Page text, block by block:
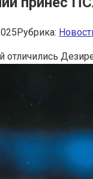
Рубрика:
отличились